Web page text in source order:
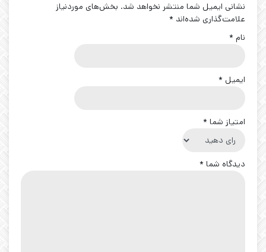
نشانی ایمیل شما منتشر نخواهد شد. بخش‌های موردنیاز
علامت‌گذاری شده‌اند *
نام *
ایمیل *
امتیاز شما *
دیدگاه شما *